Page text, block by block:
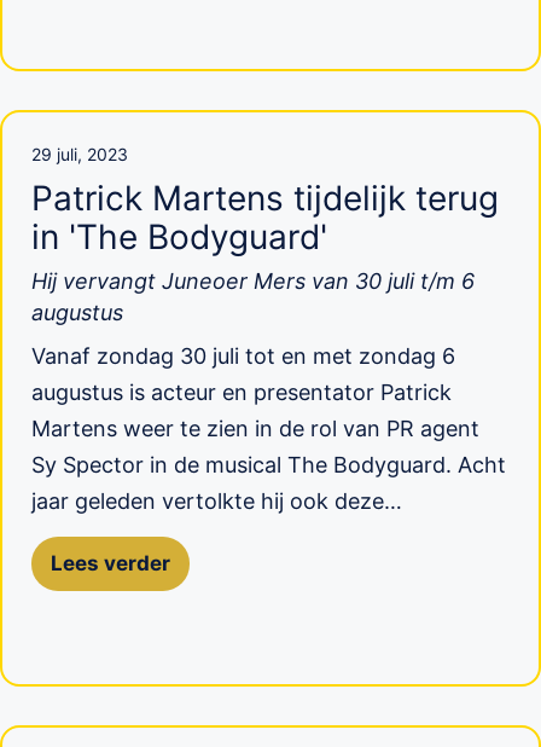
29 juli, 2023
Patrick Martens tijdelijk terug
in 'The Bodyguard'
Hij vervangt Juneoer Mers van 30 juli t/m 6
augustus
Vanaf zondag 30 juli tot en met zondag 6
augustus is acteur en presentator Patrick
Martens weer te zien in de rol van PR agent
Sy Spector in de musical The Bodyguard. Acht
jaar geleden vertolkte hij ook deze…
Lees verder